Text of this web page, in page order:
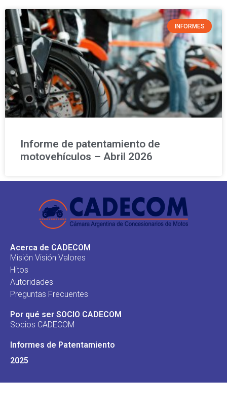
INFORMES
Informe de patentamiento de
motovehículos – Abril 2026
Acerca de CADECOM
Misión Visión Valores
Hitos
Autoridades
Preguntas Frecuentes
Por qué ser SOCIO CADECOM
Socios CADECOM
Informes de Patentamiento
2025